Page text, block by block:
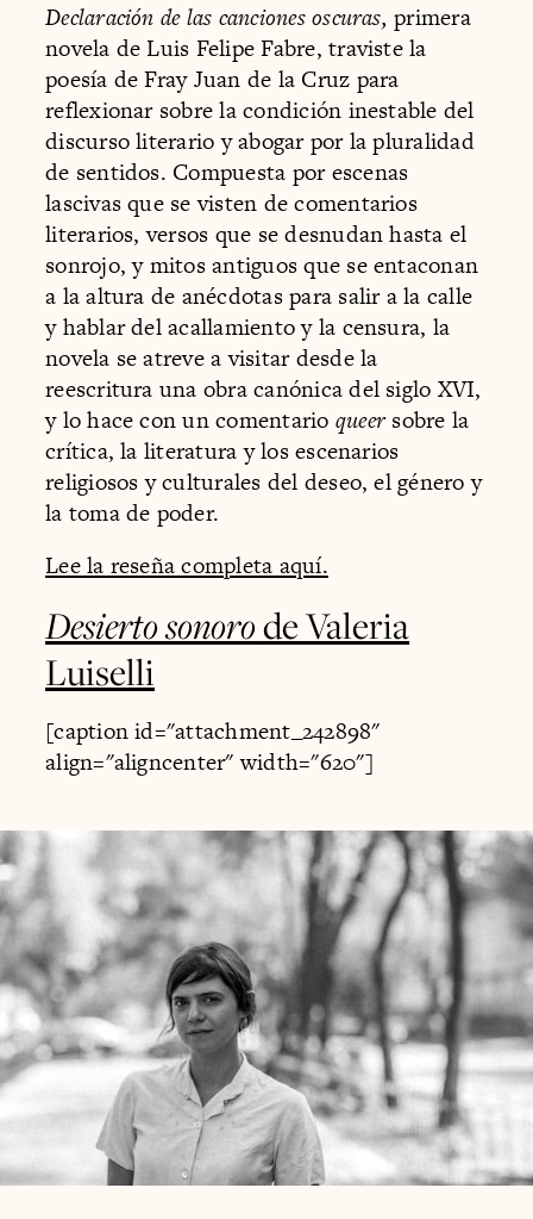
Declaración de las canciones oscuras,primera
novela de Luis Felipe Fabre, traviste la
poesía de Fray Juan de la Cruz para
reflexionar sobre la condición inestable del
discurso literario y abogar por la pluralidad
de sentidos. Compuesta por escenas
lascivas que se visten de comentarios
literarios, versos que se desnudan hasta el
sonrojo, y mitos antiguos que se entaconan
a la altura de anécdotas para salir a la calle
y hablar del acallamiento y la censura, la
novela se atreve a visitar desde la
reescritura una obra canónica del siglo XVI,
y lo hace con un comentario queersobre la
crítica, la literatura y los escenarios
religiosos y culturales del deseo, el género y
la toma de poder.
Lee la reseña completa aquí.
Desierto sonorode Valeria
Luiselli
[caption id="attachment_242898"
align="aligncenter" width="620"]